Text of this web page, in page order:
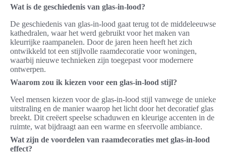
Wat is de geschiedenis van glas-in-lood?
De geschiedenis van glas-in-lood gaat terug tot de middeleeuwse
kathedralen, waar het werd gebruikt voor het maken van
kleurrijke raampanelen. Door de jaren heen heeft het zich
ontwikkeld tot een stijlvolle raamdecoratie voor woningen,
waarbij nieuwe technieken zijn toegepast voor modernere
ontwerpen.
Waarom zou ik kiezen voor een glas-in-lood stijl?
Veel mensen kiezen voor de glas-in-lood stijl vanwege de unieke
uitstraling en de manier waarop het licht door het decoratief glas
breekt. Dit creëert speelse schaduwen en kleurige accenten in de
ruimte, wat bijdraagt aan een warme en sfeervolle ambiance.
Wat zijn de voordelen van raamdecoraties met glas-in-lood
effect?